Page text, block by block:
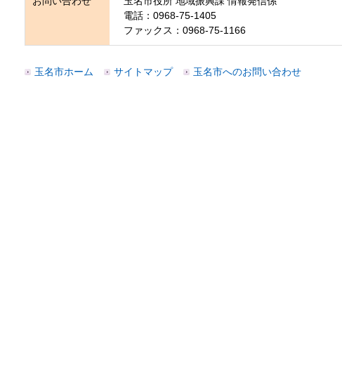
電話：0968-75-1405
ファックス：0968-75-1166
玉名市ホーム サイトマップ 玉名市へのお問い合わせ